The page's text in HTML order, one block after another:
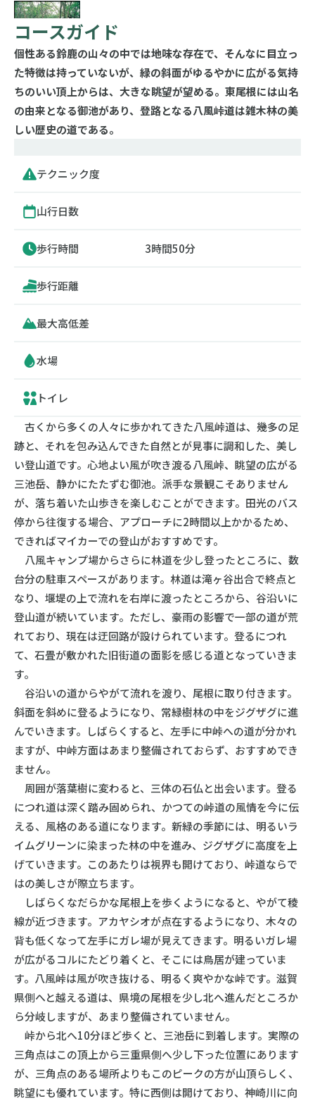
コースガイド
個性ある鈴鹿の山々の中では地味な存在で、そんなに目立っ
た特徴は持っていないが、緑の斜面がゆるやかに広がる気持
ちのいい頂上からは、大きな眺望が望める。東尾根には山名
の由来となる御池があり、登路となる八風峠道は雑木林の美
しい歴史の道である。
テクニック度
山行日数
歩行時間 3時間50分
歩行距離
最大高低差
水場
トイレ
古くから多くの人々に歩かれてきた八風峠道は、幾多の足
跡と、それを包み込んできた自然とが見事に調和した、美し
い登山道です。心地よい風が吹き渡る八風峠、眺望の広がる
三池岳、静かにたたずむ御池。派手な景観こそありません
が、落ち着いた山歩きを楽しむことができます。田光のバス
停から往復する場合、アプローチに2時間以上かかるため、
できればマイカーでの登山がおすすめです。
八風キャンプ場からさらに林道を少し登ったところに、数
台分の駐車スペースがあります。林道は滝ヶ谷出合で終点と
なり、堰堤の上で流れを右岸に渡ったところから、谷沿いに
登山道が続いています。ただし、豪雨の影響で一部の道が荒
れており、現在は迂回路が設けられています。登るにつれ
て、石畳が敷かれた旧街道の面影を感じる道となっていきま
す。
谷沿いの道からやがて流れを渡り、尾根に取り付きます。
斜面を斜めに登るようになり、常緑樹林の中をジグザグに進
んでいきます。しばらくすると、左手に中峠への道が分かれ
ますが、中峠方面はあまり整備されておらず、おすすめでき
ません。
周囲が落葉樹に変わると、三体の石仏と出会います。登る
につれ道は深く踏み固められ、かつての峠道の風情を今に伝
える、風格のある道になります。新緑の季節には、明るいラ
イムグリーンに染まった林の中を進み、ジグザグに高度を上
げていきます。このあたりは視界も開けており、峠道ならで
はの美しさが際立ちます。
しばらくなだらかな尾根上を歩くようになると、やがて稜
線が近づきます。アカヤシオが点在するようになり、木々の
背も低くなって左手にガレ場が見えてきます。明るいガレ場
が広がるコルにたどり着くと、そこには鳥居が建っていま
す。八風峠は風が吹き抜ける、明るく爽やかな峠です。滋賀
県側へと越える道は、県境の尾根を少し北へ進んだところか
ら分岐しますが、あまり整備されていません。
峠から北へ10分ほど歩くと、三池岳に到着します。実際の
三角点はこの頂上から三重県側へ少し下った位置にあります
が、三角点のある場所よりもこのピークの方が山頂らしく、
眺望にも優れています。特に西側は開けており、神崎川に向